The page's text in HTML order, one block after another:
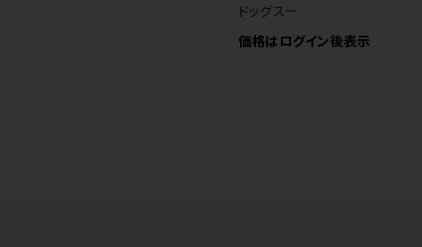
ドッグスー
価格はログイン後表示